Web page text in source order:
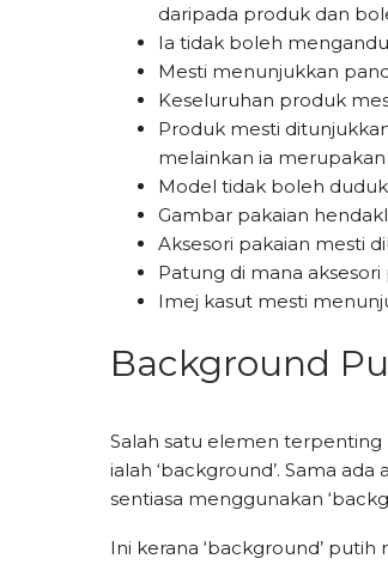
daripada produk dan
Ia tidak boleh
Mesti menunjukkan
Keseluruhan produk
Produk mesti
melainkan ia
Model tidak boleh
Gambar pakaian
Aksesori pakaian mesti
Patung di mana
Imej kasut mesti
Background
Salah satu elemen
ialah ‘background’. Sama
sentiasa menggunakan
Ini kerana ‘background’